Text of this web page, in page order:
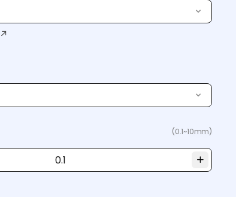
(0.1~10mm)